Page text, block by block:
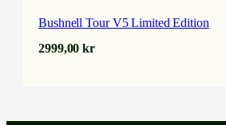
Bushnell Tour V5 Limited Edition
2999,00kr